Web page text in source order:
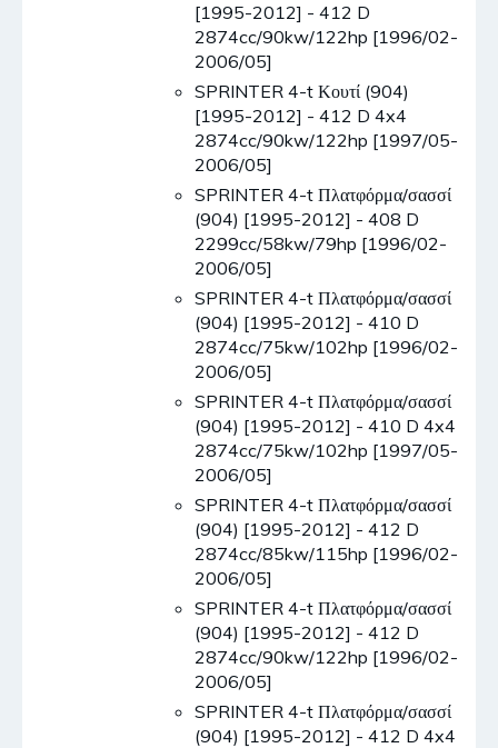
[1995-2012] - 412 D
2874cc/90kw/122hp [1996/02-
2006/05]
SPRINTER 4-t Κουτί (904)
[1995-2012] - 412 D 4x4
2874cc/90kw/122hp [1997/05-
2006/05]
SPRINTER 4-t Πλατφόρμα/σασσί
(904) [1995-2012] - 408 D
2299cc/58kw/79hp [1996/02-
2006/05]
SPRINTER 4-t Πλατφόρμα/σασσί
(904) [1995-2012] - 410 D
2874cc/75kw/102hp [1996/02-
2006/05]
SPRINTER 4-t Πλατφόρμα/σασσί
(904) [1995-2012] - 410 D 4x4
2874cc/75kw/102hp [1997/05-
2006/05]
SPRINTER 4-t Πλατφόρμα/σασσί
(904) [1995-2012] - 412 D
2874cc/85kw/115hp [1996/02-
2006/05]
SPRINTER 4-t Πλατφόρμα/σασσί
(904) [1995-2012] - 412 D
2874cc/90kw/122hp [1996/02-
2006/05]
SPRINTER 4-t Πλατφόρμα/σασσί
(904) [1995-2012] - 412 D 4x4